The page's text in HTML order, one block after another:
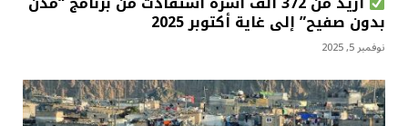
بدون صفيح” إلى غاية أكتوبر 2025
نوفمبر 5, 2025